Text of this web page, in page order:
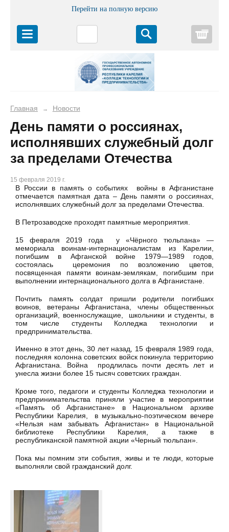
Перейти на полную версию
Главная → Новости
День памяти о россиянах,
исполнявших служебный долг
за пределами Отечества
15 февраля 2019 г.
В России в память о событиях войны в Афганистане
отмечается памятная дата – День памяти о россиянах,
исполнявших служебный долг за пределами Отечества.
В Петрозаводске проходят памятные мероприятия.
15 февраля 2019 года у «Чёрного тюльпана» —
мемориала воинам-интернационалистам из Карелии,
погибшим в Афганской войне 1979—1989 годов,
состоялась церемония по возложению цветов,
посвященная памяти воинам-землякам, погибшим при
выполнении интернационального долга в Афганистане.
Почтить память солдат пришли родители погибших
воинов, ветераны Афганистана, члены общественных
организаций, военнослужащие, школьники и студенты, в
том числе студенты Колледжа технологии и
предпринимательства.
Именно в этот день, 30 лет назад, 15 февраля 1989 года,
последняя колонна советских войск покинула территорию
Афганистана. Война продлилась почти десять лет и
унесла жизни более 15 тысяч советских граждан.
Кроме того, педагоги и студенты Колледжа технологии и
предпринимательства приняли участие в мероприятии
«Память об Афганистане» в Национальном архиве
Республики Карелия, в музыкально-поэтическом вечере
«Нельзя нам забывать Афганистан» в Национальной
библиотеке Республики Карелия, а также в
республиканской памятной акции «Черный тюльпан».
Пока мы помним эти события, живы и те люди, которые
выполняли свой гражданский долг.